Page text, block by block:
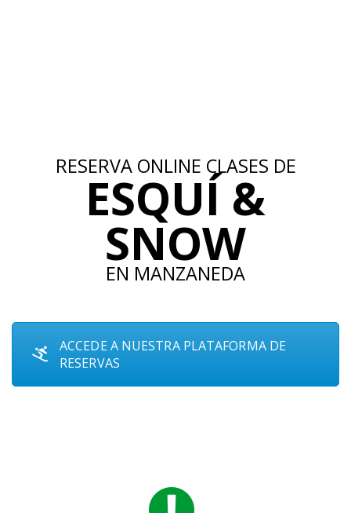
RESERVA ONLINE CLASES DE
ESQUÍ &
SNOW
EN MANZANEDA
ACCEDE A NUESTRA PLATAFORMA DE
RESERVAS